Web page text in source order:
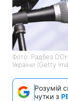
Фото: Радбез
України (Getty
Розумій
чутки з